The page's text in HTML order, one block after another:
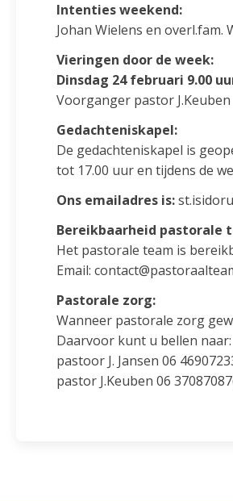
Intenties weekend:
Johan Wielens en overl.fam.
Vieringen door de week:
Dinsdag 24 februari 9.00
Voorganger pastor J.Keuben
Gedachteniskapel:
De gedachteniskapel is
tot 17.00 uur en tijdens de
Ons emailadres is:
Bereikbaarheid pastorale
Het pastorale team is
Email:
Pastorale zorg:
Wanneer pastorale zorg
Daarvoor kunt u bellen naar:
pastoor J. Jansen 06
pastor J.Keuben 06